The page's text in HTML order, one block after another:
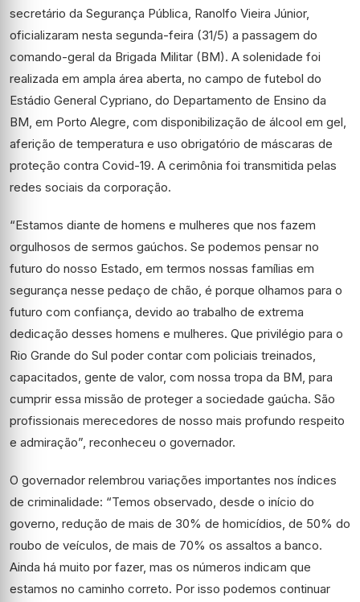
secretário da Segurança Pública, Ranolfo Vieira Júnior,
oficializaram nesta segunda-feira (31/5) a passagem do
comando-geral da Brigada Militar (BM). A solenidade foi
realizada em ampla área aberta, no campo de futebol do
Estádio General Cypriano, do Departamento de Ensino da
BM, em Porto Alegre, com disponibilização de álcool em gel,
aferição de temperatura e uso obrigatório de máscaras de
proteção contra Covid-19. A cerimônia foi transmitida pelas
redes sociais da corporação.
“Estamos diante de homens e mulheres que nos fazem
orgulhosos de sermos gaúchos. Se podemos pensar no
futuro do nosso Estado, em termos nossas famílias em
segurança nesse pedaço de chão, é porque olhamos para o
futuro com confiança, devido ao trabalho de extrema
dedicação desses homens e mulheres. Que privilégio para o
Rio Grande do Sul poder contar com policiais treinados,
capacitados, gente de valor, com nossa tropa da BM, para
cumprir essa missão de proteger a sociedade gaúcha. São
profissionais merecedores de nosso mais profundo respeito
e admiração”, reconheceu o governador.
O governador relembrou variações importantes nos índices
de criminalidade: “Temos observado, desde o início do
governo, redução de mais de 30% de homicídios, de 50% do
roubo de veículos, de mais de 70% os assaltos a banco.
Ainda há muito por fazer, mas os números indicam que
estamos no caminho correto. Por isso podemos continuar